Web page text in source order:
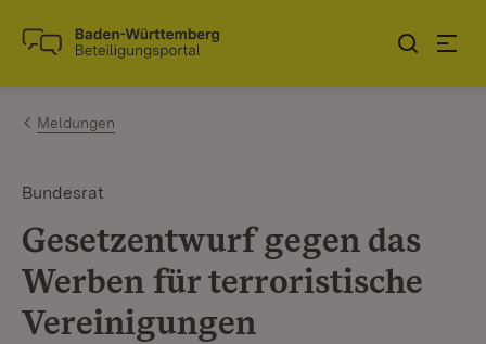
Zum Inhalt springen
Link zur Startseite
Meldungen
Bundesrat
Gesetzentwurf gegen das
Werben für terroristische
Vereinigungen